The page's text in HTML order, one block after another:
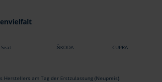
Seat ŠKODA CUPRA
am Tag der Erstzulassung (Neupreis).